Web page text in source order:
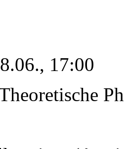
17:00